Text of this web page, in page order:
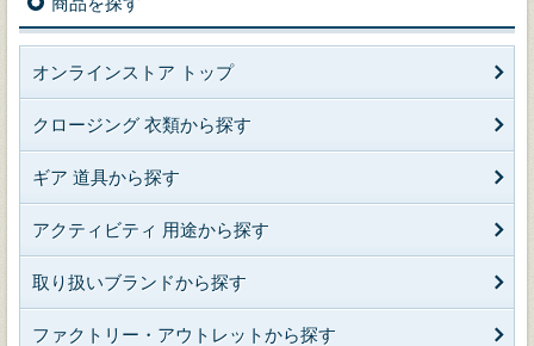
オンラインストア トップ
クロージング 衣類から探す
ギア 道具から探す
アクティビティ 用途から探す
取り扱いブランドから探す
ファクトリー・アウトレットから探す